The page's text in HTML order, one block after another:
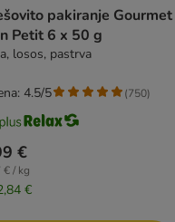
pakiranje Gourmet
Mon Petit 6 x 50 g
losos, pastrva
€
€ / kg
€
4.5/5 (750)